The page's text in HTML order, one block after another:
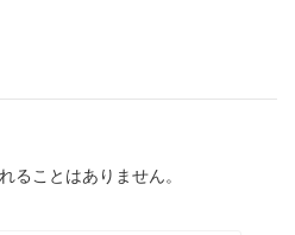
ることはありません。